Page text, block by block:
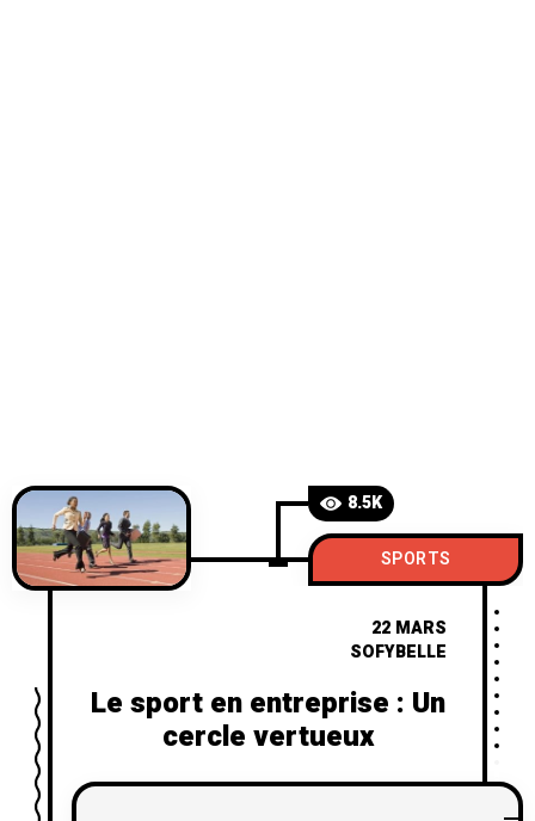
8.5K
SPORTS
22 MARS
SOFYBELLE
Le sport en entreprise : Un
cercle vertueux